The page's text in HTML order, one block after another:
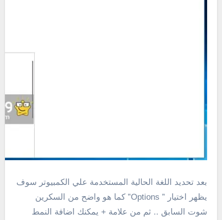
بعد تحديد اللغة الحالية المستخدمة علي الكمبيوتر سوف
يظهر اختيار ” Options” كما هو واضح من السكرين
شوت السابق .. ثم من علامة + يمكنك اضافة النمط